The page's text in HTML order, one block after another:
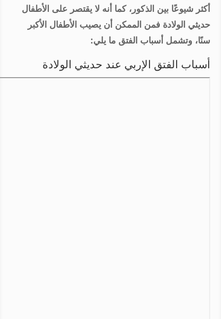
أكثر شيوعًا بين الذكور، كما أنه لا يقتصر على الأطفال
حديثي الولادة فمن الممكن أن يصيب الأطفال الأكبر
سنًا، وتشمل أسباب الفتق ما يلي:
أسباب الفتق الإربي عند حديثي الولادة